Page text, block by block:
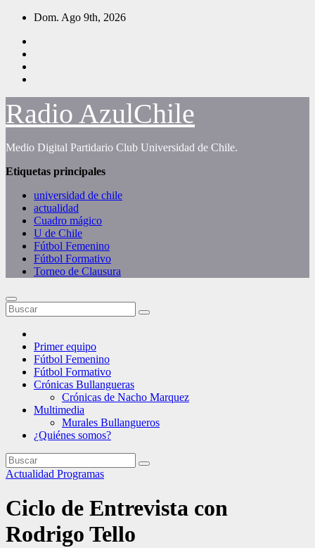
Saltar
contenido
Dom. Ago 9th, 2026
Radio AzulChile
Medio Digital Partidario Club Universidad de Chile.
Etiquetas principales
universidad de chile
actualidad
Cuadro mágico
U de Chile
Fútbol Femenino
Fútbol Formativo
Torneo de Clausura
Primer equipo
Fútbol Femenino
Fútbol Formativo
Crónicas Bullangueras
Crónicas de Nacho Marquez
Multimedia
Murales Bullangueros
¿Quiénes somos?
Actualidad Programas
Ciclo de Entrevista con
Rodrigo Tello